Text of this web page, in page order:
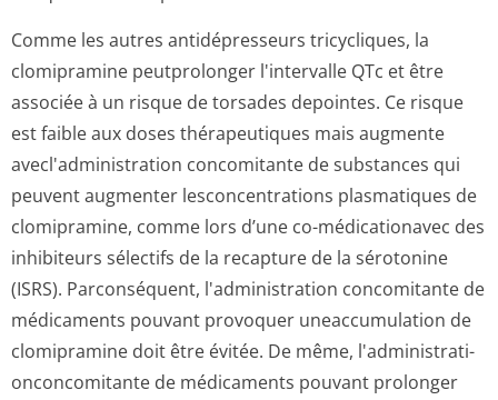
Comme les autres antidépresseurs tricycliques, la
clomipramine peutprolonger l'intervalle QTc et être
associée à un risque de torsades depointes. Ce risque
est faible aux doses thérapeutiques mais augmente
avecl'adminis­tration concomitante de substances qui
peuvent augmenter lesconcentrations plasmatiques de
clomipramine, comme lors d’une co-médicationavec des
inhibiteurs sélectifs de la recapture de la sérotonine
(ISRS). Parconséquent, l'administration concomitante de
médicaments pouvant provoquer uneaccumulation de
clomipramine doit être évitée. De même, l'administrati­
onconcomitante de médicaments pouvant prolonger